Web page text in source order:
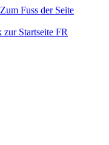
Zum Fuss der Seite
FR